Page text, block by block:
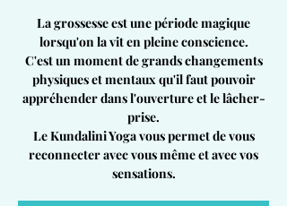
La grossesse est une période magique
lorsqu'on la vit en pleine conscience.
C'est un moment de grands changements
physiques et mentaux qu'il faut pouvoir
appréhender dans l'ouverture et le lâcher-
prise.
Le Kundalini Yoga vous permet de vous
reconnecter avec vous même et avec vos
sensations.